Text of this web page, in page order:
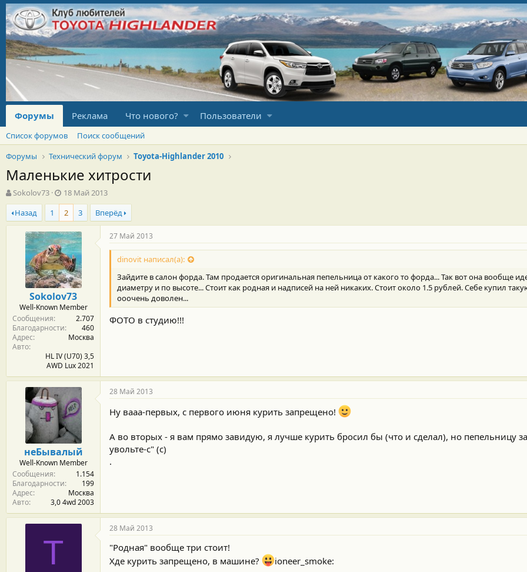
Форумы Реклама Что нового? Пользователи
Список форумов
Поиск сообщений
Форумы
Технический форум Toyota-Highlander 2010
Маленькие хитрости
А
в
т
о
Sokolov73
Д
а
т
а
н
а
ч
а
л
а
18 Май 2013
Назад
1 2 3 Вперёд
Sokolov73
Well-Known Member
Сообщения
2.707
Благодарности
460
Адрес
Москва
Авто
HL IV (U70) 3,5
AWD Lux 2021
27 Май 2013
dinovit написал(а):
Зайдите в салон форда. Там продается оригинальная пепельница от какого то форда... Так вот она вообще
диаметру и по высоте... Стоит как родная и надписей на ней никаких. Стоит около 1.5 рублей. Себе купил
ооочень доволен...
ФОТО в студию!!!
неБывалый
Well-Known Member
Сообщения
1.154
Благодарности
199
Адрес
Москва
Авто
3,0 4wd 2003
28 Май 2013
Ну вааа-первых, с первого июня курить запрещено!
А во вторых - я вам прямо завидую, я лучше курить бросил бы (что и сделал), но пепельницу
увольте-с" (с)
.
T
28 Май 2013
"Родная" вообще три стоит!
Хде курить запрещено, в машине?
ioneer_smoke: